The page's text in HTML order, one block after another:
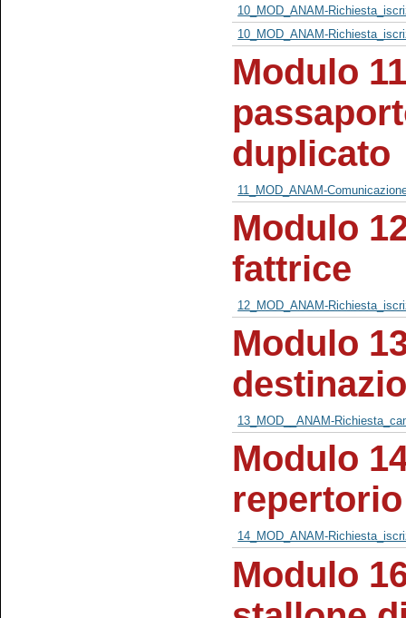
10_MOD_ANAM-
10_MOD_ANAM-
Modulo
duplicato
11_MOD_ANAM-
Modulo
fattrice
12_MOD_ANAM-
Modulo
13_MOD__ANAM-
Modulo
14_MOD_ANAM-
Modulo